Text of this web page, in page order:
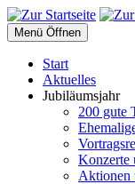
Menü Öffnen
Start
Aktuelles
Jubiläumsjahr
200 gute
Konzerte
Aktionen